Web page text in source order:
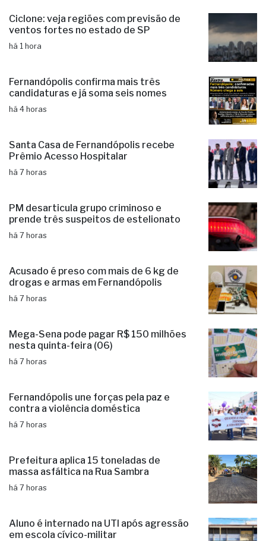
Ciclone: veja regiões com previsão de
ventos fortes no estado de SP
há 1 hora
Fernandópolis confirma mais três
candidaturas e já soma seis nomes
há 4 horas
Santa Casa de Fernandópolis recebe
Prêmio Acesso Hospitalar
há 7 horas
PM desarticula grupo criminoso e
prende três suspeitos de estelionato
há 7 horas
Acusado é preso com mais de 6 kg de
drogas e armas em Fernandópolis
há 7 horas
Mega-Sena pode pagar R$ 150 milhões
nesta quinta-feira (06)
há 7 horas
Fernandópolis une forças pela paz e
contra a violência doméstica
há 7 horas
Prefeitura aplica 15 toneladas de
massa asfáltica na Rua Sambra
há 7 horas
Aluno é internado na UTI após agressão
em escola cívico-militar